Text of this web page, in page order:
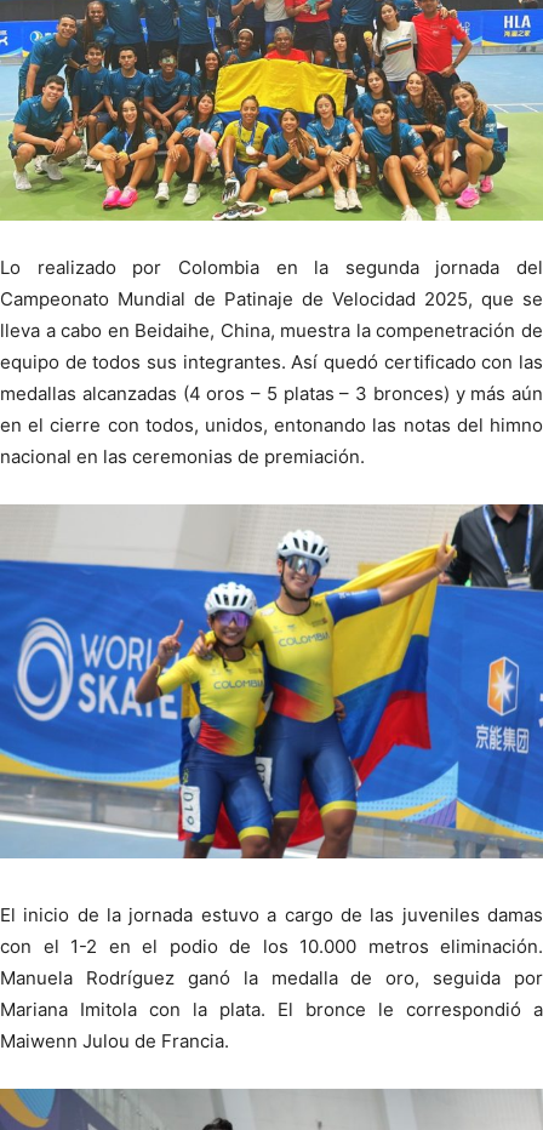
Lo realizado por Colombia en la segunda jornada del
Campeonato Mundial de Patinaje de Velocidad 2025, que se
lleva a cabo en Beidaihe, China, muestra la compenetración de
equipo de todos sus integrantes. Así quedó certificado con las
medallas alcanzadas (4 oros – 5 platas – 3 bronces) y más aún
en el cierre con todos, unidos, entonando las notas del himno
nacional en las ceremonias de premiación.
El inicio de la jornada estuvo a cargo de las juveniles damas
con el 1-2 en el podio de los 10.000 metros eliminación.
Manuela Rodríguez ganó la medalla de oro, seguida por
Mariana Imitola con la plata. El bronce le correspondió a
Maiwenn Julou de Francia.